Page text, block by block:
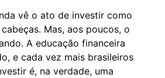
vê o ato de investir como
Mas, aos poucos, o
A educação financeira
e cada vez mais brasileiros
é, na verdade, uma